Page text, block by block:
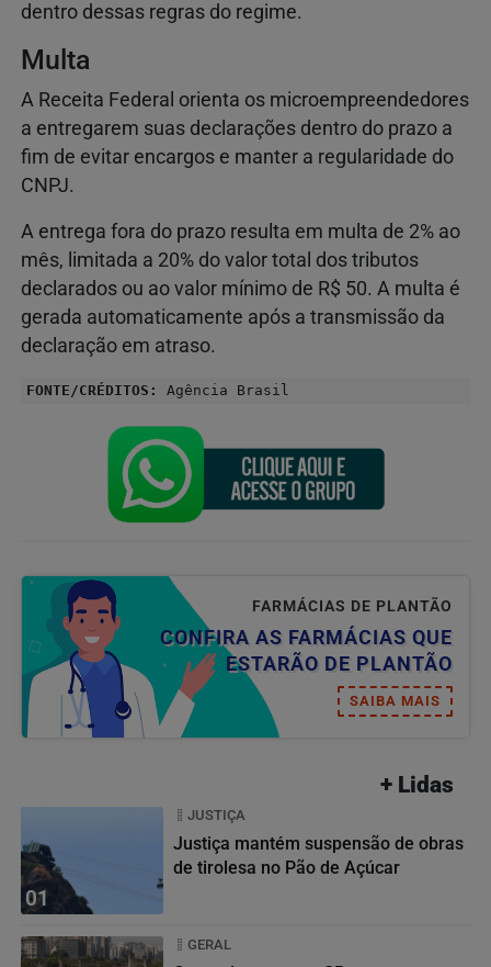
dentro dessas regras do regime.
Multa
A Receita Federal orienta os microempreendedores
a entregarem suas declarações dentro do prazo a
fim de evitar encargos e manter a regularidade do
CNPJ.
A entrega fora do prazo resulta em multa de 2% ao
mês, limitada a 20% do valor total dos tributos
declarados ou ao valor mínimo de R$ 50. A multa é
gerada automaticamente após a transmissão da
declaração em atraso.
FONTE/CRÉDITOS: Agência Brasil
FARMÁCIAS DE PLANTÃO
CONFIRA AS FARMÁCIAS QUE
ESTARÃO DE PLANTÃO
SAIBA MAIS
+ Lidas
01
JUSTIÇA
Justiça mantém suspensão de obras
de tirolesa no Pão de Açúcar
GERAL